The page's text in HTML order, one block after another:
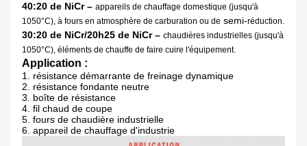
40:20 de NiCr – appareils de chauffage domestique (jusqu'à
1050°C), à fours en atmosphère de carburation ou de semi-réduction.
30:20 de NiCr/20h25 de NiCr – chaudières industrielles (jusqu'à
1050°C), éléments de chauffe de faire cuire l'équipement.
Application :
1. résistance démarrante de freinage dynamique
2. résistance fondante neutre
3. boîte de résistance
4. fil chaud de coupe
5. fours de chaudière industrielle
6. appareil de chauffage d'industrie